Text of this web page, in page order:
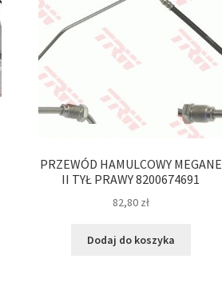
PRZEWÓD HAMULCOWY MEGANE
II TYŁ PRAWY 8200674691
82,80 zł
Dodaj do koszyka